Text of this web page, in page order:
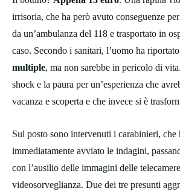
irrisoria, che ha però avuto conseguenze
da un’ambulanza del 118 e trasportato in
caso. Secondo i sanitari, l’uomo ha riportato
multiple, ma non sarebbe in pericolo di
shock e la paura per un’esperienza che
vacanza e scoperta e che invece si è
Sul posto sono intervenuti i carabinieri, che
immediatamente avviato le indagini,
con l’ausilio delle immagini delle
videosorveglianza. Due dei tre presunti